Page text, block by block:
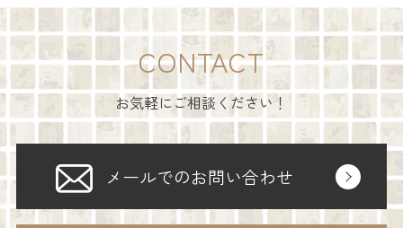
CONTACT
お気軽にご相談ください！
メールでのお問い合わせ